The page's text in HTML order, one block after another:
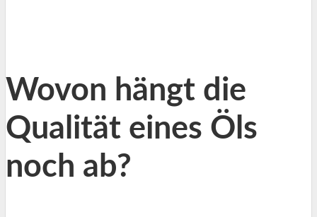
Wovon hängt die
Qualität eines Öls
noch ab?